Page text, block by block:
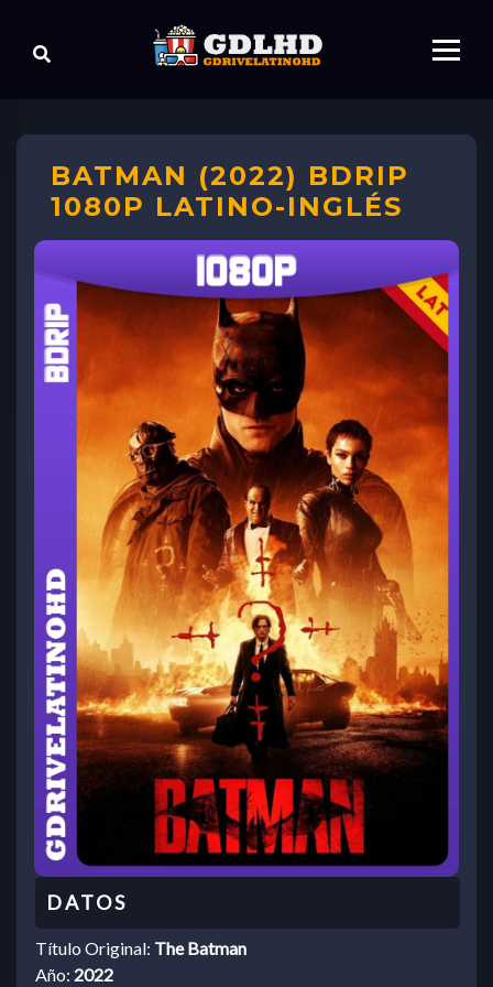
BATMAN (2022) BDRIP
1080P LATINO-INGLÉS
Título Original: The Batman
Año: 2022